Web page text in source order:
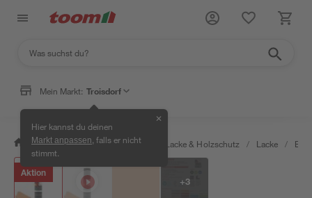
Mein Markt: Troisdorf
Hier kannst du deinen
Markt anpassen , falls er nicht
stimmt.
✕
/ Bauen & Renovieren / Farben, Lacke & Holzschutz / Lacke /
Aktion
+3